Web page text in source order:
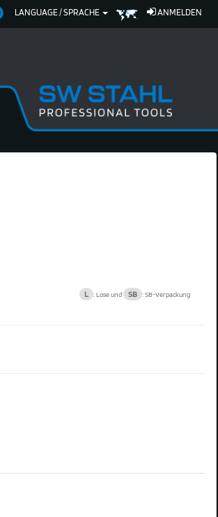
ANMELDEN
LANGUAGE / SPRACHE
L : Lose und SB : SB-Verpackung